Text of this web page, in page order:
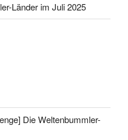
Länder im Juli 2025
Die Weltenbummler-